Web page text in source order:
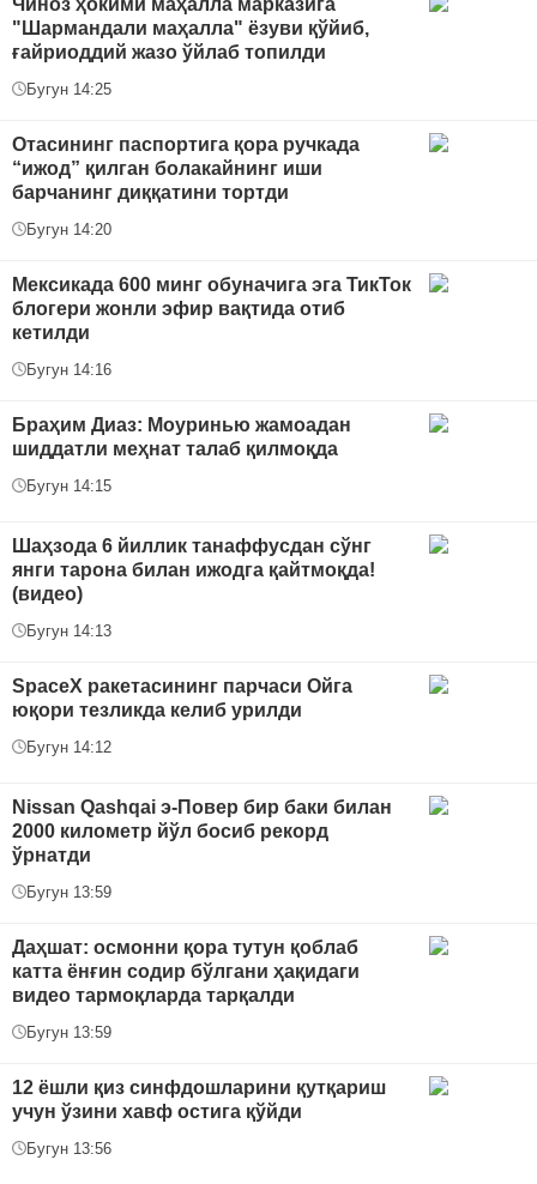
"Шармандали маҳалла" ёзуви қўйиб,
ғайриоддий жазо ўйлаб топилди
Бугун 14:25
Отасининг паспортига қора ручкада
“ижод” қилган болакайнинг иши
барчанинг диққатини тортди
Бугун 14:20
Мексикада 600 минг обуначига эга ТикТок
блогери жонли эфир вақтида отиб
кетилди
Бугун 14:16
Браҳим Диаз: Моуринью жамоадан
шиддатли меҳнат талаб қилмоқда
Бугун 14:15
Шаҳзода 6 йиллик танаффусдан сўнг
янги тарона билан ижодга қайтмоқда!
(видео)
Бугун 14:13
SpaceX ракетасининг парчаси Ойга
юқори тезликда келиб урилди
Бугун 14:12
Nissan Qashqai э-Повер бир баки билан
2000 километр йўл босиб рекорд
ўрнатди
Бугун 13:59
Даҳшат: осмонни қора тутун қоблаб
катта ёнғин содир бўлгани ҳақидаги
видео тармоқларда тарқалди
Бугун 13:59
12 ёшли қиз синфдошларини қутқариш
учун ўзини хавф остига қўйди
Бугун 13:56